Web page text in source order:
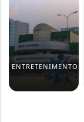
ENTRETENIMENTO